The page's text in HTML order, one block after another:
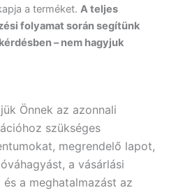
a terméket. A teljes
folyamat során segítünk
– nem hagyjuk
Önnek az azonnali
szükséges
megrendelő lapot,
a vásárlási
és a meghatalmazást az